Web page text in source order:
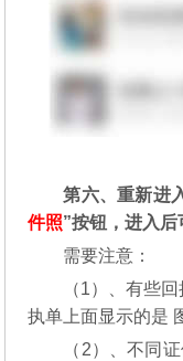
第六、重新进
件照”按钮，进入后
需要注意：
（1）、有些
执单上面显示的是
（2）、不同